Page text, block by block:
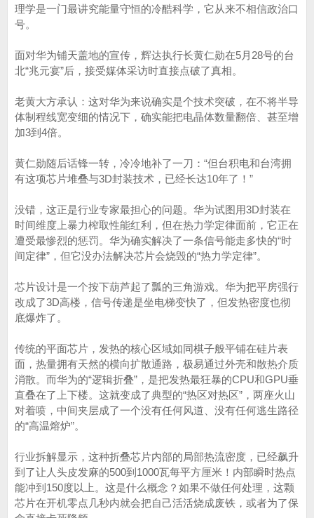
理学是一门最讲究能量守恒的冷酷科学，它从来不相信政治口
号。
面对华为铺天盖地的宣传，辉达执行长黄仁勋在5月28号的台
北“兆元宴”后，接受媒体采访时直接点破了真相。
老黄大方承认：这对华为来说确实是个技术突破，在不将半导
体制程线宽变细的情况下，确实能把电晶体数量翻倍、甚至增
加3到4倍。
黄仁勋随后话锋一转，冷冷地补了一刀：“但台积电和台湾拥
有这项芯片堆叠与3D封装技术，已经长达10年了！”
没错，这正是行业专家最担心的问题。华为试图用3D封装在
时间维度上暴力榨取性能红利，但在热力学定律面前，它正在
遭受最惨烈的惩罚。华为确实解决了一条信号能走多快的“时
间定律”，但它没办法解决芯片会烧毁的“热力学定律”。
芯片设计是一个按下葫芦起了瓢的三角游戏。华为把平房强行
改成了3D高楼，信号传递是坐电梯变快了，但发热密度也彻
底爆炸了。
传统的平面芯片，发热的核心区域如同棋子般平铺在硅片表
面，热量拥有天然的横向扩散通路，极易通过外壳和散热介质
消散。而华为的“逻辑折叠”，是把发热最狂暴的CPU和GPU垂
直叠在了上下楼。这就变成了典型的“热区对热区”，两座火山
对着喷，中间夹层成了一个没有任何风道、没有任何逃生路径
的“高温熔炉”。
行业拆解显示，这种折叠芯片内部的局部热流密度，已经飙升
到了让人头皮发麻的500到1000瓦每平方厘米！内部瞬时热点
能冲到150度以上。这是什么概念？如果不做任何处理，这颗
芯片在开机零点几秒内就会把自己活活烧成废铁，或者为了保